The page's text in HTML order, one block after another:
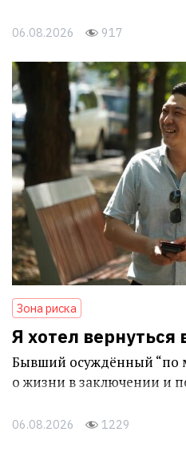
06.08.2026 917
Зона риска
Я хотел вернуться
Бывший осуждённый “по
о жизни в заключении и
06.08.2026 1229